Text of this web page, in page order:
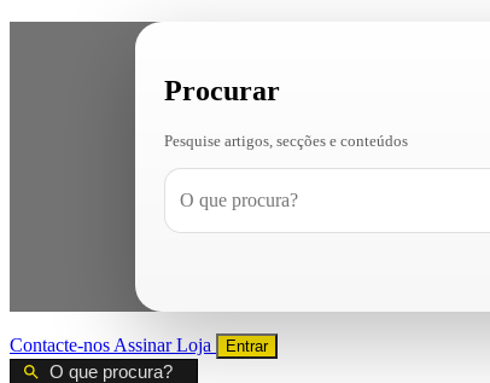
Procurar
Pesquise artigos, secções e conteúdos
Contacte-nos AssinarLoja Entrar